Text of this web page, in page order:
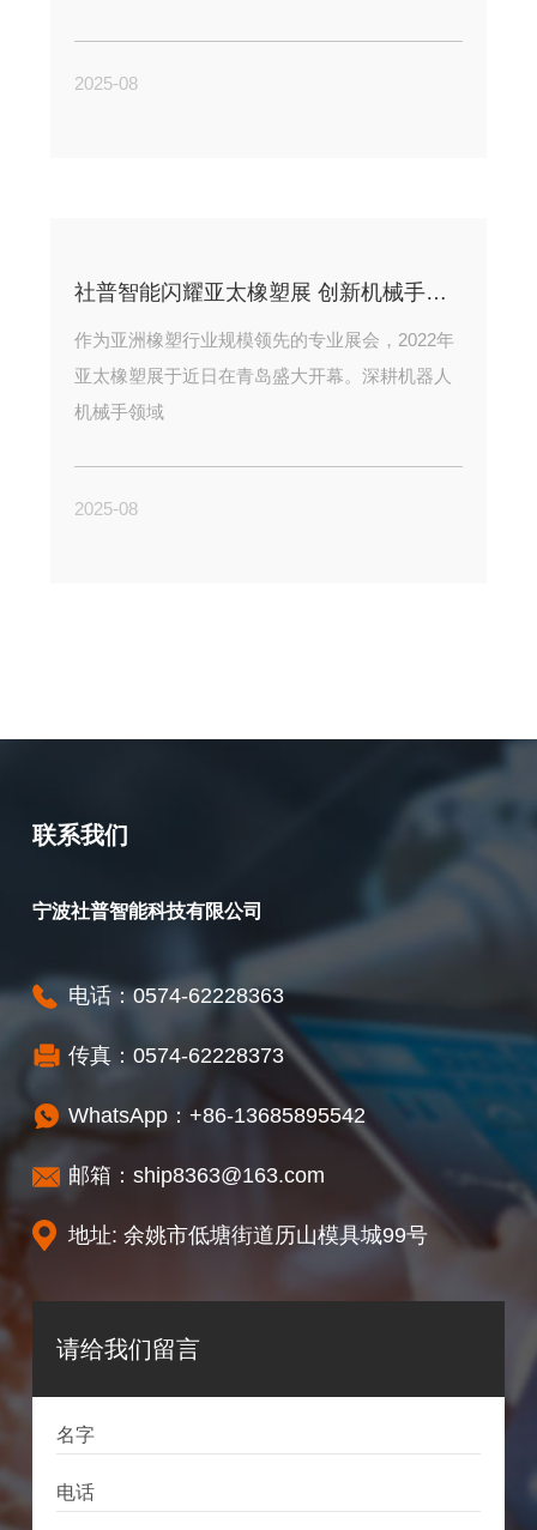
2025-08
社普智能闪耀亚太橡塑展 创新机械手技术引领行业智能化升级
作为亚洲橡塑行业规模领先的专业展会，2022年
亚太橡塑展于近日在青岛盛大开幕。深耕机器人
机械手领域
2025-08
联系我们
宁波社普智能科技有限公司
电话：0574-62228363
传真：0574-62228373
WhatsApp： +86-13685895542
邮箱： ship8363@163.com
地址: 余姚市低塘街道历山模具城99号
请给我们留言